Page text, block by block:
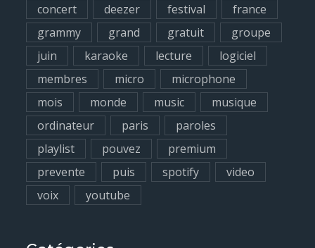
concert
deezer festival
france
grammy
grand gratuit
groupe
juin
karaoke lecture
logiciel
membres
micro
microphone
mois
monde music
musique
ordinateur
paris
paroles
playlist
pouvez
premium
prevente
puis spotify
video
voix
youtube